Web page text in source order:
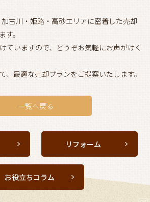
古川・姫路・高砂エリアに密着した売却
す。
ていますので、どうぞお気軽にお声がけく
、最適な売却プランをご提案いたします。
一覧へ戻る
リフォーム
お役立ちコラム